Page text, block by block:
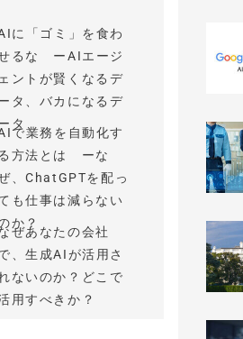
に「ゴミ」を食わ
るな ーAIエージ
ェントが賢くなるデ
タ、バカになるデ
タ
で業務を自動化す
る方法とは ーな
、ChatGPTを配っ
も仕事は減らない
か？
ぜあなたの会社
、生成AIが活用さ
ないのか？どこで
用すべきか？